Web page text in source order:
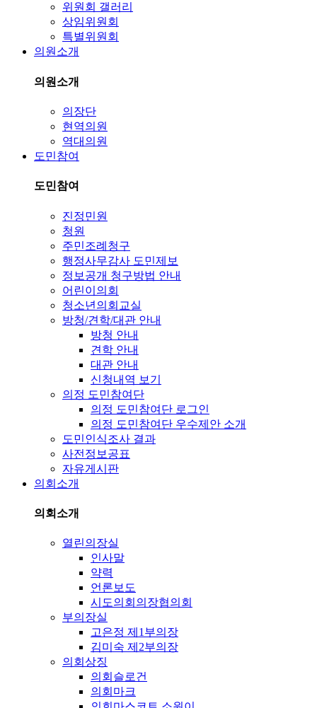
위원회 갤러리
상임위원회
특별위원회
의원소개
의원소개
의장단
현역의원
역대의원
도민참여
도민참여
진정민원
청원
주민조례청구
행정사무감사 도민제보
정보공개 청구방법 안내
어린이의회
청소년의회교실
방청/견학/대관 안내
방청 안내
견학 안내
대관 안내
신청내역 보기
의정 도민참여단
의정 도민참여단 로그인
의정 도민참여단 우수제안 소개
도민인식조사 결과
사전정보공표
자유게시판
의회소개
의회소개
열린의장실
인사말
약력
언론보도
시도의회의장협의회
부의장실
고은정 제1부의장
김미숙 제2부의장
의회상징
의회슬로건
의회마크